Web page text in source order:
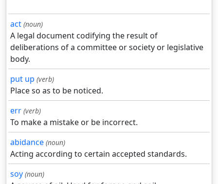
act (noun)
A legal document codifying the result of
deliberations of a committee or society or legislative
body.
put up (verb)
Place so as to be noticed.
err (verb)
To make a mistake or be incorrect.
abidance (noun)
Acting according to certain accepted standards.
soy (noun)